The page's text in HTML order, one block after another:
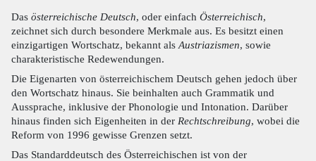
Das österreichische Deutsch, oder einfach Österreichisch,
zeichnet sich durch besondere Merkmale aus. Es besitzt einen
einzigartigen Wortschatz, bekannt als Austriazismen, sowie
charakteristische Redewendungen.
Die Eigenarten von österreichischem Deutsch gehen jedoch über
den Wortschatz hinaus. Sie beinhalten auch Grammatik und
Aussprache, inklusive der Phonologie und Intonation. Darüber
hinaus finden sich Eigenheiten in der Rechtschreibung, wobei die
Reform von 1996 gewisse Grenzen setzt.
Das Standarddeutsch des Österreichischen ist von der